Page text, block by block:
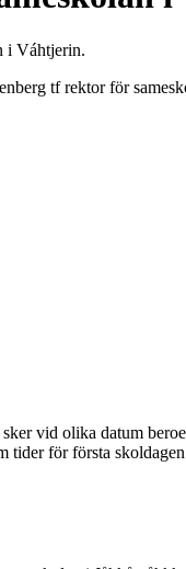
i Váhtjerin.
tf rektor för
vid olika datum
tider för första